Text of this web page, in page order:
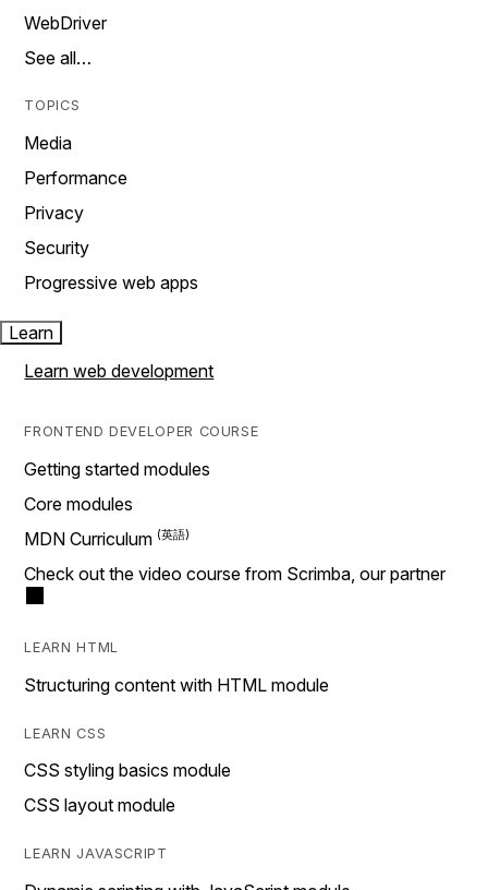
WebDriver
See all…
TOPICS
Media
Performance
Privacy
Security
Progressive web apps
Learn
Learn web development
FRONTEND DEVELOPER COURSE
Getting started modules
Core modules
MDN Curriculum
Check out the video course from Scrimba, our partner
LEARN HTML
Structuring content with HTML module
LEARN CSS
CSS styling basics module
CSS layout module
LEARN JAVASCRIPT